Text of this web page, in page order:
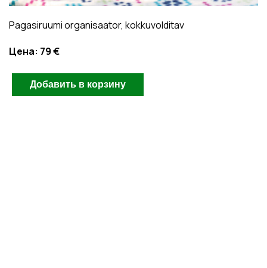
Pagasiruumi organisaator, kokkuvolditav
Цена: 79 €